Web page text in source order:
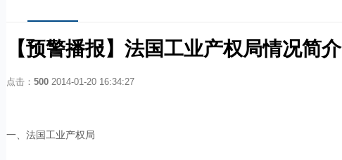
【预警播报】法国工业产权局情况简介
点击： 500 2014-01-20 16:34:27
一、法国工业产权局